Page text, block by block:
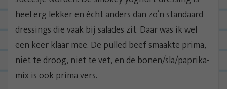
heel erg lekker en écht anders dan zo’n standaard
dressings die vaak bij salades zit. Daar was ik wel
een keer klaar mee. De pulled beef smaakte prima,
niet te droog, niet te vet, en de bonen/sla/paprika-
mix is ook prima vers.